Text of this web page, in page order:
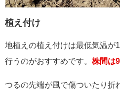
植え付け
地植えの植え付けは最低気温
行うのがおすすめです。 株間は
つるの先端が風で傷ついたり折